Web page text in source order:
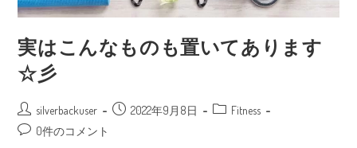
実はこんなものも置いてあります
☆彡
silverbackuser 2022年9月8日
Fitness
0件のコメント